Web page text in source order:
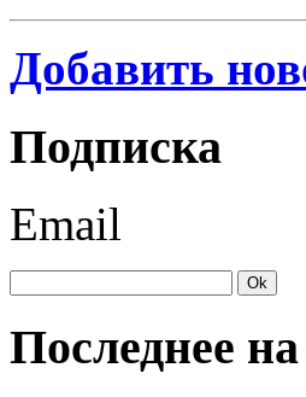
Добавить
Подписка
Email
Последнее